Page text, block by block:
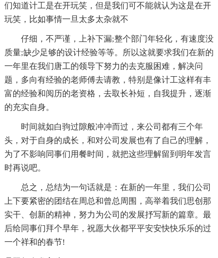
们知道计工是在开玩笑，但是我们可不能就认为这是在开
玩笑，比如事情一旦太多太杂就不
仔细，不严谨，上补下漏;整个部门年轻化，有速度没
质量;缺少足够的设计经验等等。所以这就要求我们在新的
一年里在我们唐工的领导下努力的去克服困难，解决问
题，多向有经验的老师傅去请教，特别是像计工这样有丰
富的经验和阅历的老资格，去取长补短，自我提升，逐渐
的充实自身。
时间就如白驹过隙般冲冲而过，来公司都有三个年
头，对于自身的成长，和对公司发展也有了自己的理解，
为了不影响同事们用餐时间，就把这些理解留到明年发言
时再说吧。
总之，总结为一句话就是：在新的一年里，我们公司
上下要紧密的团结在周总和曾总周围，高举着我们思创那
实干、创新的精神，努力为公司的发展抒写新的篇章。最
后给同事们拜个早年，祝愿大伙都平平安安快快乐乐的过
一个祥和的春节!